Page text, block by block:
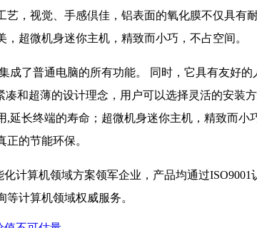
，视觉、手感倶佳，铝表面的氧化膜不仅具有
超微机身迷你主机，精致而小巧，不占空间。
了普通电脑的所有功能。 同时，它具有友好
和超薄的设计理念，用户可以选择灵活的安装
延长终端的寿命；超微机身迷你主机，精致而
的节能环保。
计算机领域方案领军企业，产品均通过
计算机领域权威服务。